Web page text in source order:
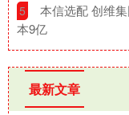
5
本信选配 创维
本9亿
最新文章